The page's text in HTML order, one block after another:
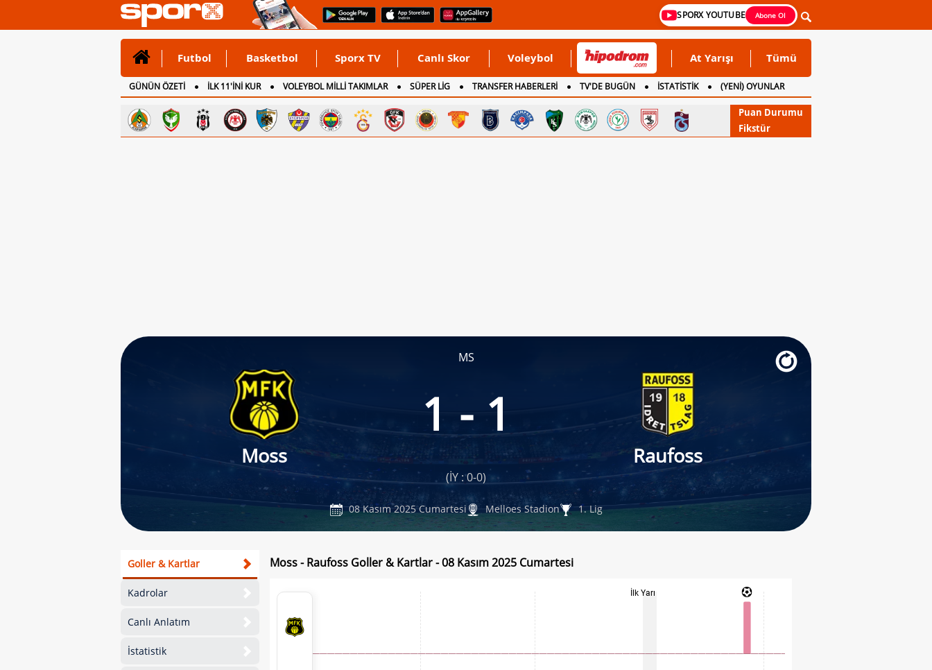
SPORX YOUTUBE Abone Ol
Futbol Basketbol Sporx TV Canlı Skor Voleybol At Yarışı Tümü
GÜNÜN ÖZETİ İLK 11'İNİ KUR VOLEYBOL MİLLİ TAKIMLAR SÜPER LİG TRANSFER HABERLERİ TV'DE BUGÜN İSTATİSTİK
(YENİ) OYUNLAR
CANLI ANLATIM
İNGİLTERE
Puan Durumu
Fikstür
MS
Moss
1 - 1
Raufoss
(İY : 0-0)
08 Kasım 2025 Cumartesi Melloes Stadion 1. Lig
Goller & Kartlar
Kadrolar
Canlı Anlatım
İstatistik
Moss - Raufoss Goller & Kartlar - 08 Kasım 2025 Cumartesi
İlk Yarı